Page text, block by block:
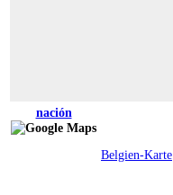
nación
Belgien-Karte